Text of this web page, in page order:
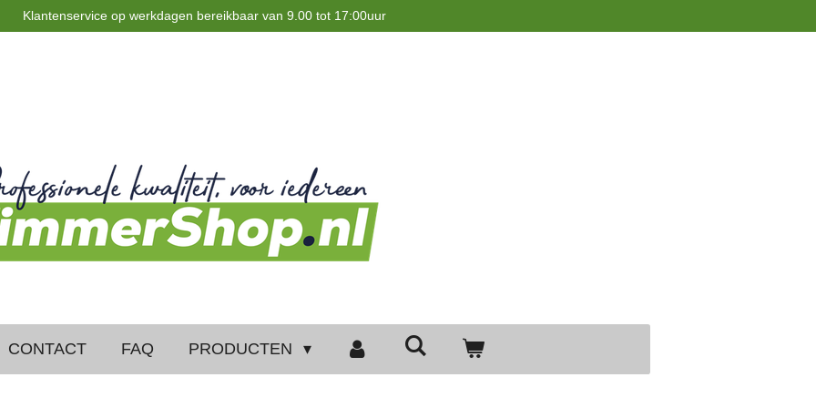
Klantenservice op werkdagen bereikbaar van 9.00 tot 17:00uur
CONTACT FAQ PRODUCTEN